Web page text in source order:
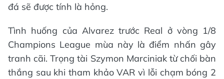
đá sẽ được tính là hỏng.
Tình huống của Alvarez trước Real ở vòng 1/8
Champions League mùa này là điểm nhấn gây
tranh cãi. Trọng tài Szymon Marciniak từ chối bàn
thắng sau khi tham khảo VAR vì lỗi chạm bóng 2